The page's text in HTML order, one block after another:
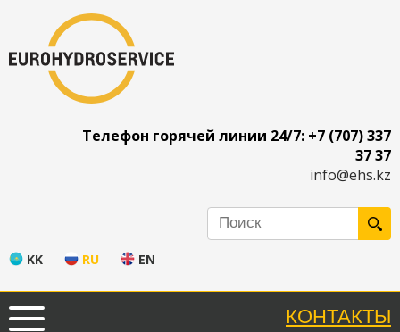
Телефон горячей линии 24/7: +7 (707) 337
37 37
info@ehs.kz
KK RU EN
КОНТАКТЫ